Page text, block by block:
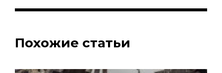
Похожие статьи